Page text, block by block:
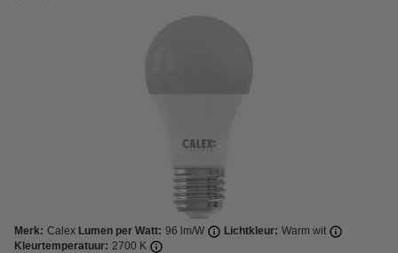
Merk: Calex Lumen per Watt: 96 lm/W Lichtkleur: Warm wit
Kleurtemperatuur: 2700 K